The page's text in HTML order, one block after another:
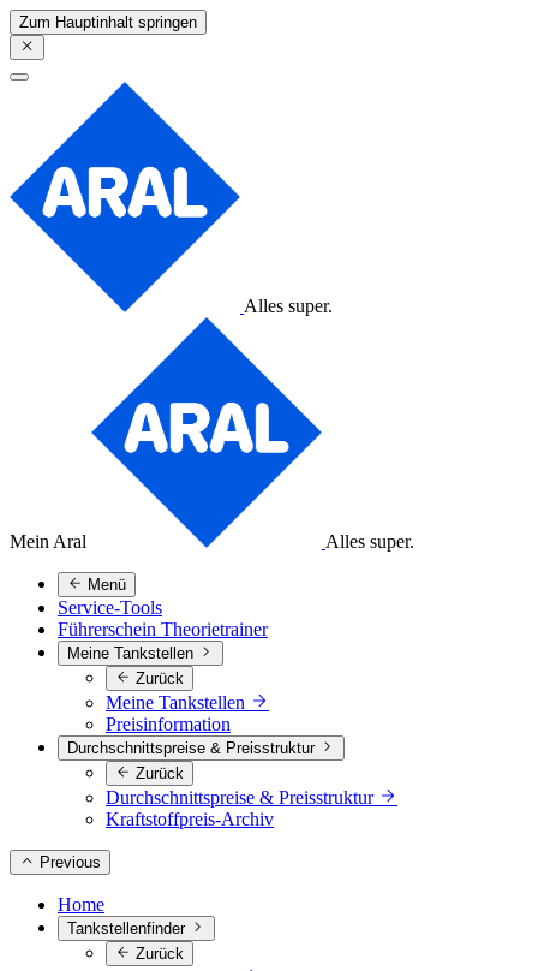
Zum Hauptinhalt springen
Alles super.
Mein Aral Alles super.
Menü
Service-Tools
Führerschein Theorietrainer
Meine Tankstellen
Zurück
Meine Tankstellen
Preisinformation
Durchschnittspreise & Preisstruktur
Zurück
Durchschnittspreise & Preisstruktur
Kraftstoffpreis-Archiv
Previous
Home
Tankstellenfinder
Zurück